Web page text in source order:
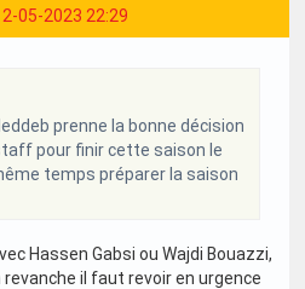
05-2023 22:29
prenne la bonne décision
pour finir cette saison le
temps préparer la saison
Hassen Gabsi ou Wajdi Bouazzi,
revanche il faut revoir en urgence